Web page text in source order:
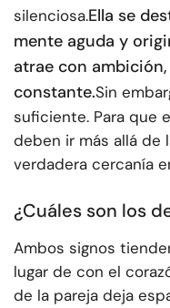
silenciosa.Ella se
mente aguda y
atrae con
constante.Sin
suficiente. Para que
deben ir más allá de
verdadera cercanía
¿Cuáles son los
Ambos signos
lugar de con el
de la pareja deja